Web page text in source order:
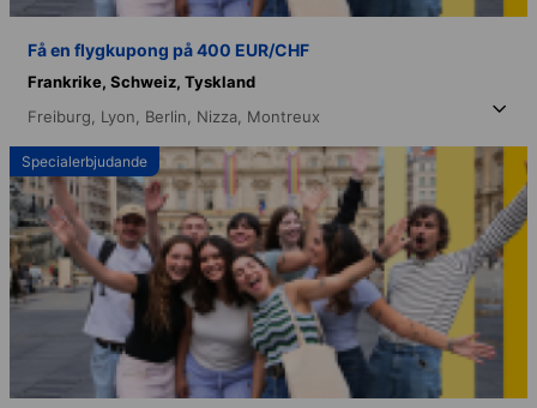
Få en flygkupong på 400 EUR/CHF
Frankrike, Schweiz, Tyskland
Freiburg, Lyon, Berlin, Nizza, Montreux
Specialerbjudande